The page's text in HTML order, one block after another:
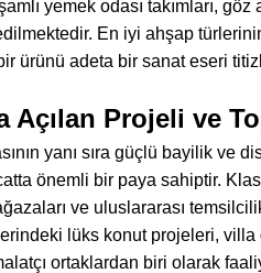
yemek odası takımları, göz
En iyi ahşap
ürünü adeta bir sanat eseri
Projeli ve
yanı sıra güçlü bayilik ve
önemli bir paya sahiptir.
ve uluslararası
lüks konut projeleri, villa
ortaklardan biri olarak